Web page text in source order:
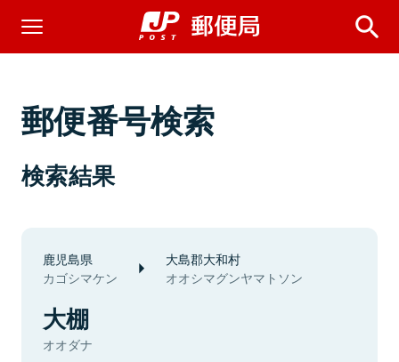
郵便番号検索
検索結果
鹿児島県
カゴシマケン
大島郡大和村
オオシマグンヤマトソン
大棚
オオダナ